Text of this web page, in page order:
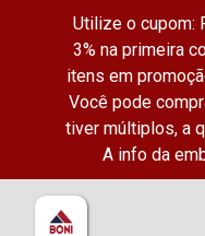
Utilize o cupom:
3% na primeira
itens em
Você pode
tiver múltiplos, a
A info da